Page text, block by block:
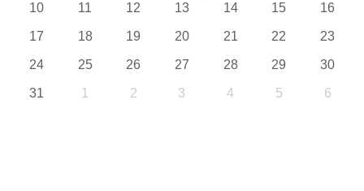
10 11 12 13 14 15 16
17 18 19 20 21 22 23
24 25 26 27 28 29 30
31 1 2 3 4 5 6